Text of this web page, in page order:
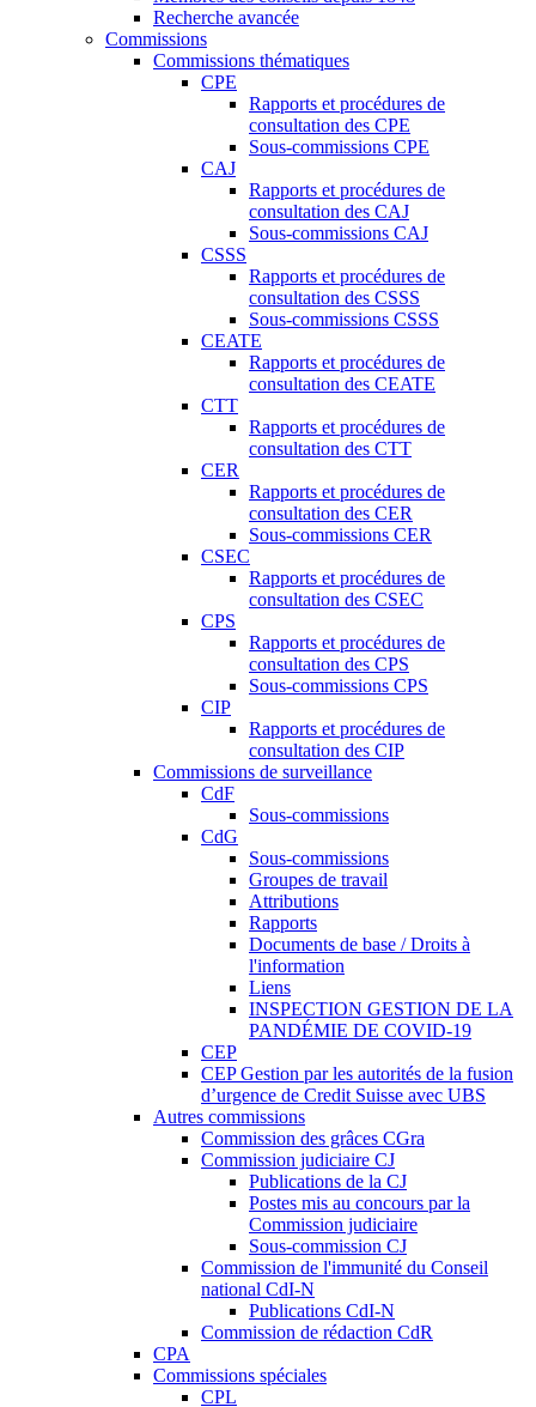
Recherche avancée
Commissions
Commissions thématiques
CPE
Rapports et procédures de
consultation des CPE
Sous-commissions CPE
CAJ
Rapports et procédures de
consultation des CAJ
Sous-commissions CAJ
CSSS
Rapports et procédures de
consultation des CSSS
Sous-commissions CSSS
CEATE
Rapports et procédures de
consultation des CEATE
CTT
Rapports et procédures de
consultation des CTT
CER
Rapports et procédures de
consultation des CER
Sous-commissions CER
CSEC
Rapports et procédures de
consultation des CSEC
CPS
Rapports et procédures de
consultation des CPS
Sous-commissions CPS
CIP
Rapports et procédures de
consultation des CIP
Commissions de surveillance
CdF
Sous-commissions
CdG
Sous-commissions
Groupes de travail
Attributions
Rapports
Documents de base / Droits à
l'information
Liens
INSPECTION GESTION DE LA
PANDÉMIE DE COVID-19
CEP
CEP Gestion par les autorités de la fusion
d’urgence de Credit Suisse avec UBS
Autres commissions
Commission des grâces CGra
Commission judiciaire CJ
Publications de la CJ
Postes mis au concours par la
Commission judiciaire
Sous-commission CJ
Commission de l'immunité du Conseil
national CdI-N
Publications CdI-N
Commission de rédaction CdR
CPA
Commissions spéciales
CPL